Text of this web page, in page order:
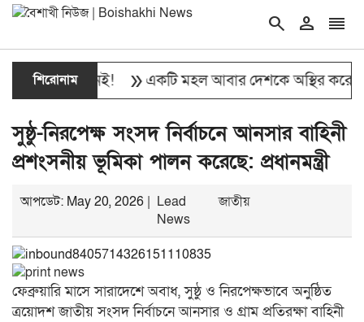
search person reorder
শিরোনাম
বাবা আর নেই! double_arrow একটি মহল আবার দেশকে অস্থির করে
সুষ্ঠু-নিরপেক্ষ সংসদ নির্বাচনে আনসার বাহিনী
প্রশংসনীয় ভূমিকা পালন করেছে: প্রধানমন্ত্রী
আপডেট: May 20, 2026 | Lead
News
জাতীয়
ফেব্রুয়ারি মাসে সারাদেশে অবাধ, সুষ্ঠু ও নিরপেক্ষভাবে অনুষ্ঠিত
ত্রয়োদশ জাতীয় সংসদ নির্বাচনে আনসার ও গ্রাম প্রতিরক্ষা বাহিনী